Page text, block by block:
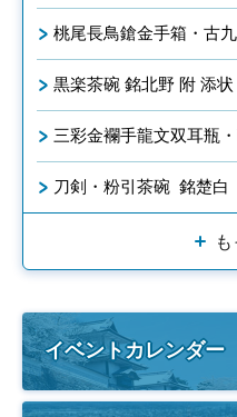
桃尾長鳥鎗金手箱・古
黒楽茶碗 銘北野 附 添状
三彩金襴手龍文双耳瓶
刀剣・粉引茶碗 銘楚白
イベントカレンダー